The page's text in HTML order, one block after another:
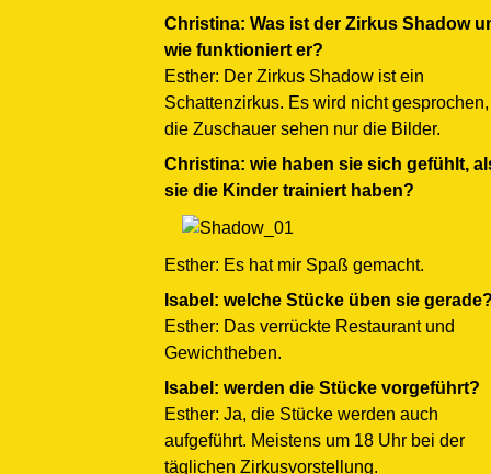
Christina: Was ist der Zirkus Shadow
wie funktioniert er?
Esther: Der Zirkus Shadow ist ein
Schattenzirkus. Es wird nicht gesprochen,
die Zuschauer sehen nur die Bilder.
Christina: wie haben sie sich gefühlt,
sie die Kinder trainiert haben?
Esther: Es hat mir Spaß gemacht.
Isabel: welche Stücke üben sie
Esther: Das verrückte Restaurant und
Gewichtheben.
Isabel: werden die Stücke vorgeführt?
Esther: Ja, die Stücke werden auch
aufgeführt. Meistens um 18 Uhr bei der
täglichen Zirkusvorstellung.